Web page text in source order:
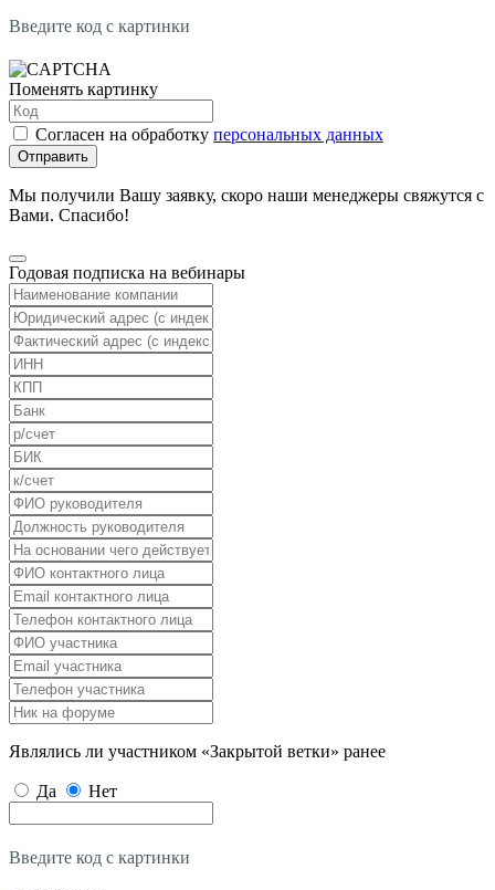
Введите код с картинки
Поменять картинку
Согласен на обработку персональных данных
Отправить
Мы получили Вашу заявку, скоро наши менеджеры свяжутся с
Вами. Спасибо!
Годовая подписка на вебинары
Являлись ли участником «Закрытой ветки» ранее
Да Нет
Введите код с картинки